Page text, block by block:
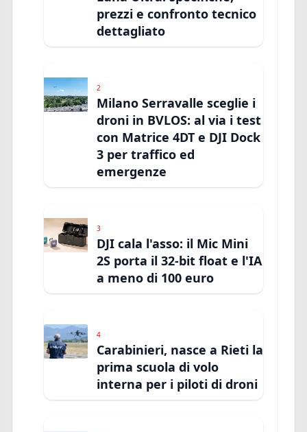
prezzi e confronto tecnico
dettagliato
2
Milano Serravalle sceglie i
droni in BVLOS: al via i test
con Matrice 4DT e DJI Dock
3 per traffico ed
emergenze
3
DJI cala l'asso: il Mic Mini
2S porta il 32-bit float e l'IA
a meno di 100 euro
4
Carabinieri, nasce a Rieti la
prima scuola di volo
interna per i piloti di droni